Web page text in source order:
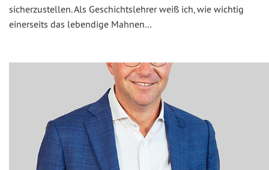
sicherzustellen. Als Geschichtslehrer weiß ich, wie wichtig
einerseits das lebendige Mahnen…